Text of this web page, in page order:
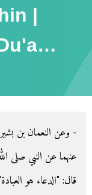
|
- وعن النعمان بن
عنهما عن النبي صلى
قال‏:‏ ‏"‏الدعاء هو